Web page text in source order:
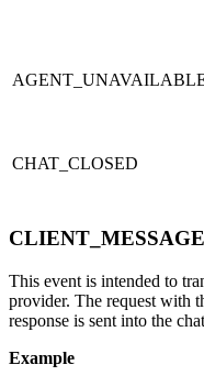
CHAT_CLOSED
CLIENT_MESSAGE
This event is intended to
provider. The request with
response is sent into the
Example